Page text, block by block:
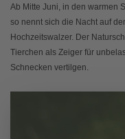
Ab Mitte Juni, in den warmen
so nennt sich die Nacht auf
Hochzeitswalzer. Der
Tierchen als Zeiger für
Schnecken vertilgen.